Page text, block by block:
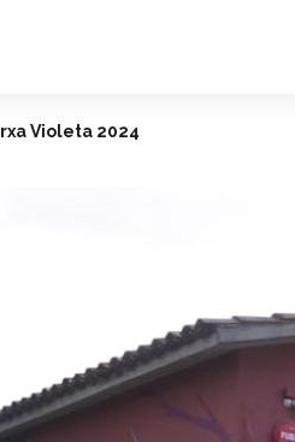
Violeta 2024